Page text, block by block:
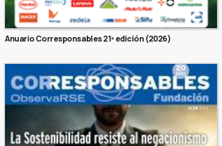
Anuario Corresponsables 21ª edición (2026)